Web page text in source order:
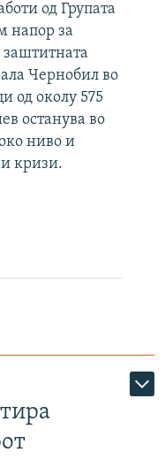
од Групата
напор за
Чернобил во
од околу 575
останува во
ниво и
кризи.